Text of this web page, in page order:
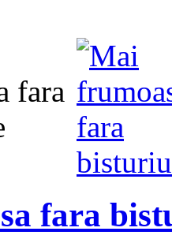
fara